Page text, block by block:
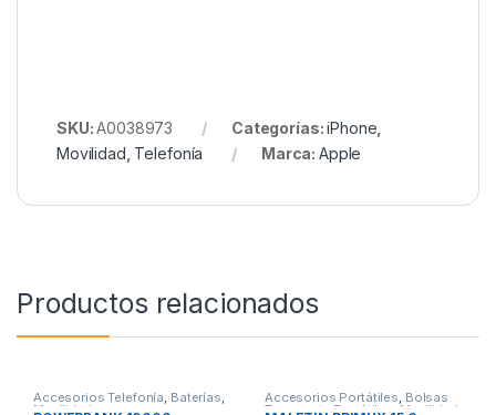
SKU:A0038973 Categorías:iPhone
Movilidad Telefonía Marca: Apple
Productos relacionados
Accesorios Telefonía, Baterías,
Movilidad
Accesorios Portátiles, Bolsas
Transporte Portátiles,Movilidad